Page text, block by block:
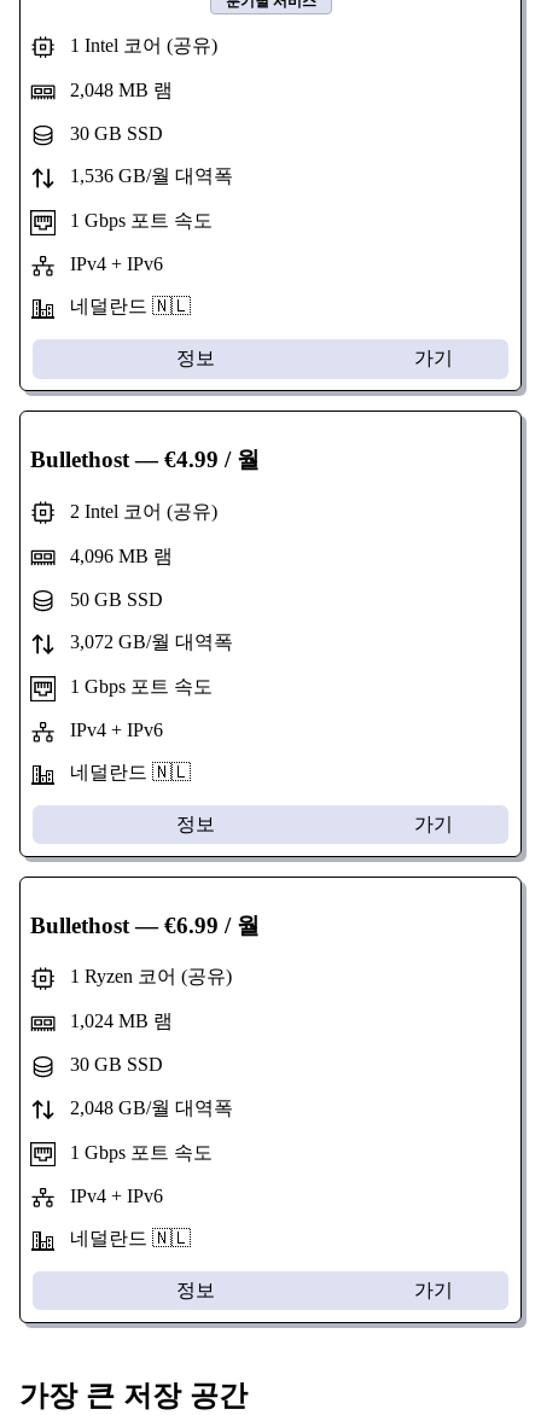
1 Intel 코어 (공유)
2,048 MB 램
30 GB SSD
1,536 GB/월 대역폭
1 Gbps 포트 속도
IPv4 + IPv6
네덜란드 🇳🇱
정보 가기
Bullethost— €4.99 / 월
2 Intel 코어 (공유)
4,096 MB 램
50 GB SSD
3,072 GB/월 대역폭
1 Gbps 포트 속도
IPv4 + IPv6
네덜란드 🇳🇱
정보 가기
Bullethost— €6.99 / 월
1 Ryzen 코어 (공유)
1,024 MB 램
30 GB SSD
2,048 GB/월 대역폭
1 Gbps 포트 속도
IPv4 + IPv6
네덜란드 🇳🇱
정보 가기
가장 큰 저장 공간